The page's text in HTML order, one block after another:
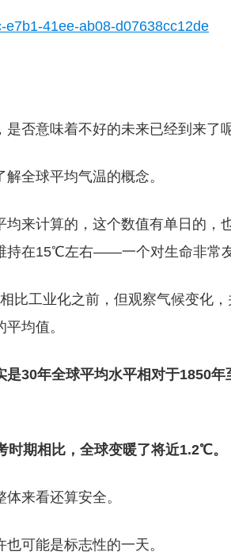
否意味着不好的未来已经到来了
全球平均气温的概念。
来计算的，这个数值有单日的，
在15℃左右——一个对生命非常友
比工业化之前，但观察气候变化
均值。
30年全球平均水平相对于1850
期相比，全球变暖了将近1.2℃。
来看还算安全。
可能是标志性的一天。